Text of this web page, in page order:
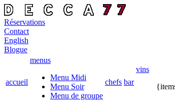
Réservations
Contact
English
Blogue
accueil
menus
Menu Midi
Menu Soir
Menu de groupe
chefs bar
vins